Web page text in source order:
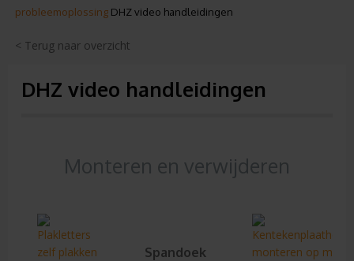
probleemoplossing DHZ video handleidingen
< Terug naar overzicht
DHZ video handleidingen
Monteren en verwijderen
Spandoek